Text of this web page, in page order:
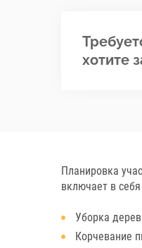
хотите
Планировка
включает в
Уборка
Корчевание